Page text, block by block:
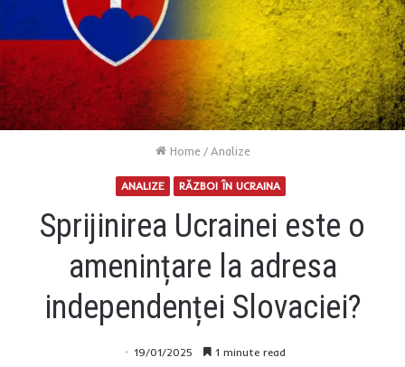
Home / Analize
ANALIZE RĂZBOI ÎN UCRAINA
Sprijinirea Ucrainei este o
amenințare la adresa
independenței Slovaciei?
19/01/2025 1 minute read